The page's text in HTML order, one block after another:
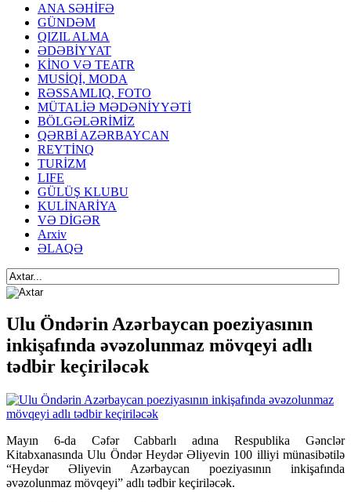
ANA SƏHİFƏ
GÜNDƏM
QIZIL ALMA
ƏDƏBİYYAT
KİNO VƏ TEATR
MUSİQİ, MODA
RƏSSAMLIQ, FOTO
MÜTALİƏ MƏDƏNİYYƏTİ
BÖLGƏLƏRİMİZ
QƏRBİ AZƏRBAYCAN
REYTİNQ
TURİZM
LIFE
GÜLÜŞ KLUBU
KULİNARİYA
VƏ DİGƏR
Arxiv
ƏLAQƏ
Ulu Öndərin Azərbaycan poeziyasının
inkişafında əvəzolunmaz mövqeyi adlı
tədbir keçiriləcək
Mayın 6-da Cəfər Cabbarlı adına Respublika Gənclər
Kitabxanasında Ulu Öndər Heydər Əliyevin 100 illiyi münasibətilə
“Heydər Əliyevin Azərbaycan poeziyasının inkişafında
əvəzolunmaz mövqeyi” adlı tədbir keçiriləcək.